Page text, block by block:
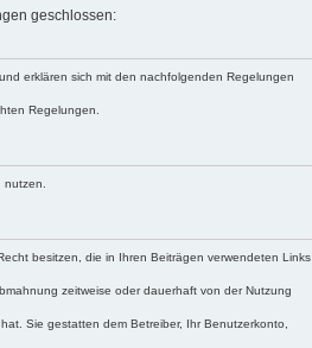
geschlossen:
erklären sich mit den nachfolgenden Regelungen
Regelungen.
besitzen, die in Ihren Beiträgen verwendeten Links
zeitweise oder dauerhaft von der Nutzung
Sie gestatten dem Betreiber, Ihr Benutzerkonto,